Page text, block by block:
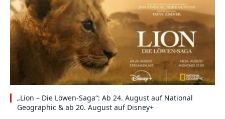
„Lion – Die Löwen-Saga“: Ab 24. August auf National
Geographic & ab 20. August auf Disney+